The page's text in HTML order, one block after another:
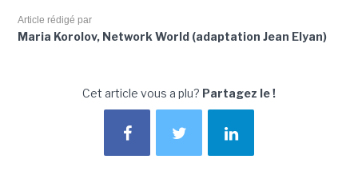
Article rédigé par
Maria Korolov, Network World (adaptation Jean Elyan)
Cet article vous a plu? Partagez le !